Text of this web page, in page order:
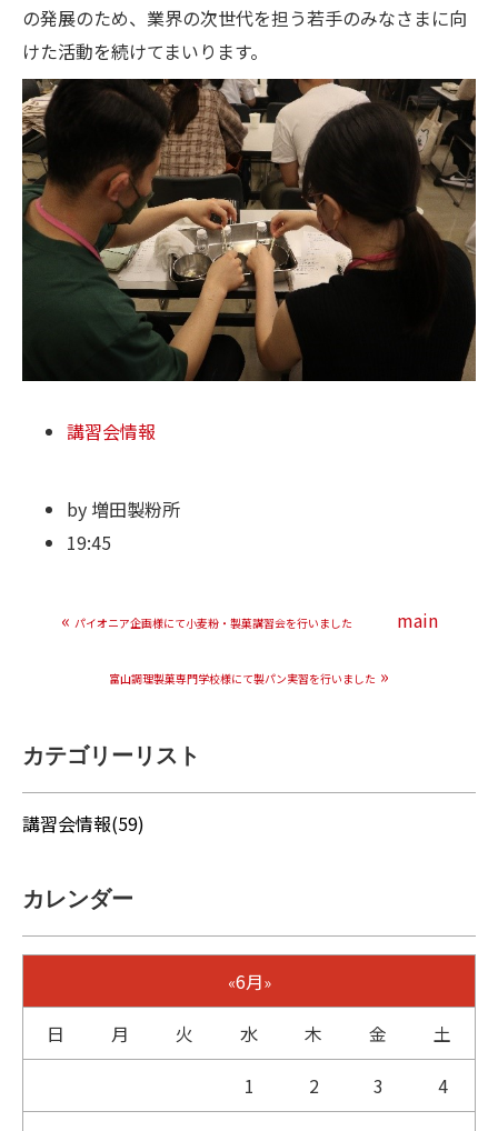
の発展のため、業界の次世代を担う若手のみなさまに向
けた活動を続けてまいります。
講習会情報
by増田製粉所
19:45
« パイオニア企画様にて小麦粉・製菓講習会を行いました main
富山調理製菓専門学校様にて製パン実習を行いました »
カテゴリーリスト
講習会情報(59)
カレンダー
«6月»
日 月 火 水 木 金
土
1
2 3
4